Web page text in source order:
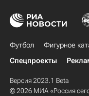
Футбол Фигурное
Спецпроекты
Версия 2023.1 Beta
© 2026 МИА «Россия